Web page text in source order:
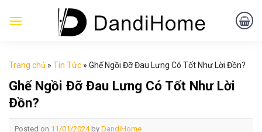
Trang chủ » Tin Tức » Ghế Ngồi Đỡ Đau Lưng Có Tốt Như Lời Đồn?
Ghế Ngồi Đỡ Đau Lưng Có Tốt Như Lời
Đồn?
Posted on 11/01/2024by DandiHome